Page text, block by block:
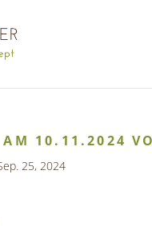
AM 10.11.2024
25, 2024